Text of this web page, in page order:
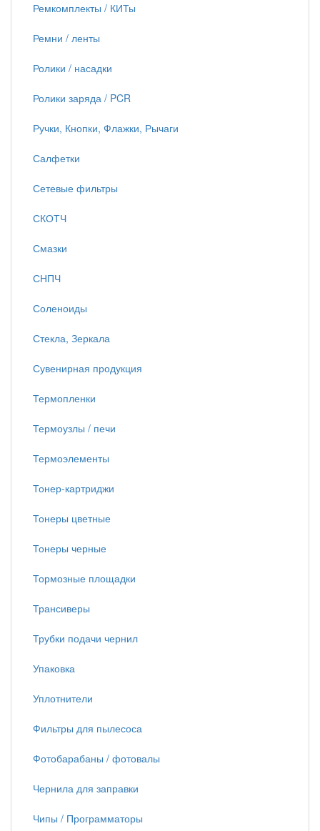
Ремкомплекты / КИТы
Ремни / ленты
Ролики / насадки
Ролики заряда / PCR
Ручки, Кнопки, Флажки, Рычаги
Салфетки
Сетевые фильтры
СКОТЧ
Смазки
СНПЧ
Соленоиды
Стекла, Зеркала
Сувенирная продукция
Термопленки
Термоузлы / печи
Термоэлементы
Тонер-картриджи
Тонеры цветные
Тонеры черные
Тормозные площадки
Трансиверы
Трубки подачи чернил
Упаковка
Уплотнители
Фильтры для пылесоса
Фотобарабаны / фотовалы
Чернила для заправки
Чипы / Программаторы